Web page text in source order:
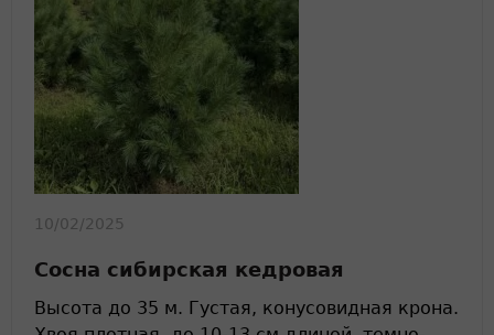
10/02/2025
Сосна сибирская кедровая
Высота до 35 м. Густая, конусовидная крона.